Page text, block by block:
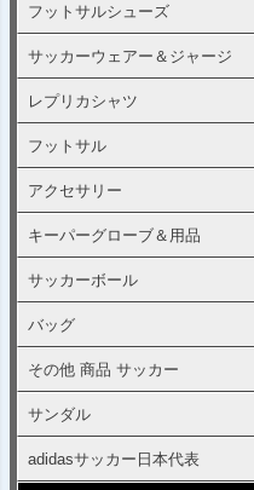
フットサルシューズ
サッカーウェアー＆ジャージ
レプリカシャツ
フットサル
アクセサリー
キーパーグローブ＆用品
サッカーボール
バッグ
その他 商品 サッカー
サンダル
adidasサッカー日本代表